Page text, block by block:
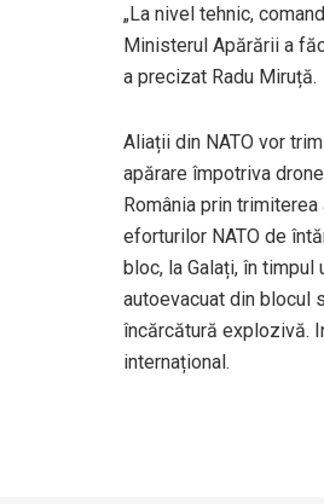
„La nivel tehnic,
Ministerul Apărării a
a precizat Radu Miruță.
Aliații din NATO vor
apărare împotriva
România prin
eforturilor NATO de
bloc, la Galați, în
autoevacuat din blocul
încărcătură explozivă.
internațional.